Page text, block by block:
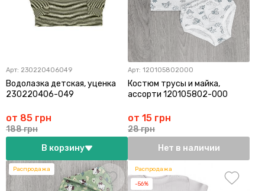
Арт: 230220406049
Водолазка детская, уценка
230220406-049
от 85 грн
188 грн
В корзину
Арт: 120105802000
Костюм трусы и майка,
ассорти 120105802-000
от 15 грн
28 грн
Нет в наличии
Распродажа Распродажа
-56%